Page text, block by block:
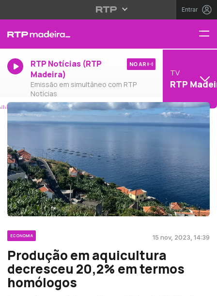
Entrar
RTP Notícias (RTP
Madeira)
Emissão em simultâneo com RTP
Notícias
NO AR
TV
RTP
ECONOMIA 15 nov, 2023, 14:39
Produção em aquicultura
decresceu 20,2% em termos
homólogos